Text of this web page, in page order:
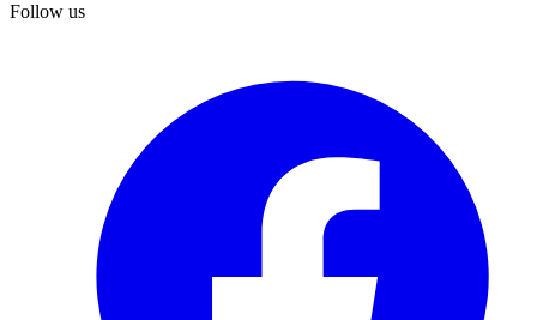
Follow us